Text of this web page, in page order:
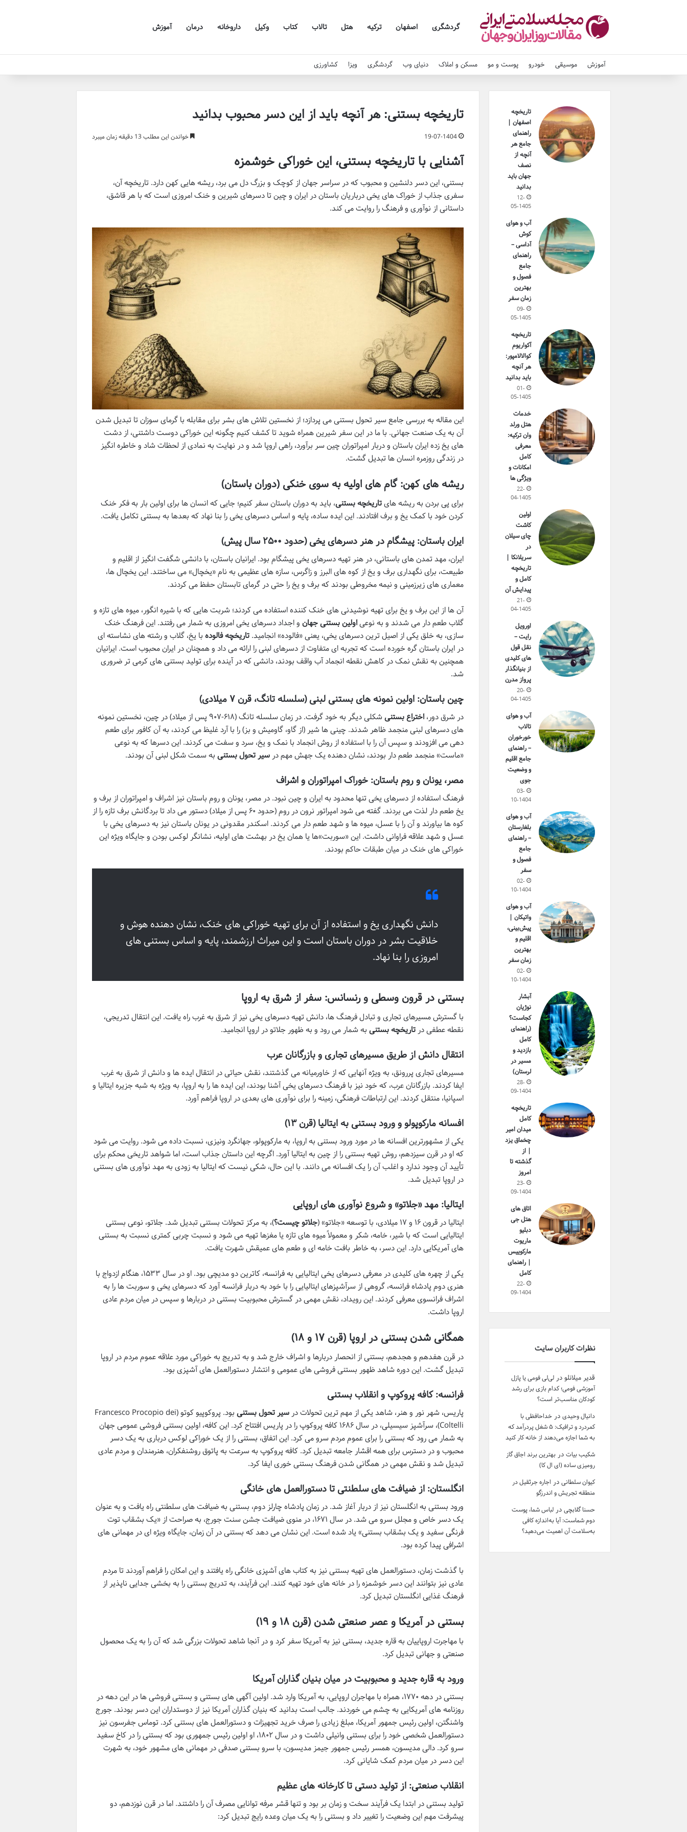
گردشگری اصفهان ترکیه هتل تالاب کتاب وکیل داروخانه درمان آموزش
آموزش موسیقی خودرو پوست و مو مسکن و املاک دنیای وب گردشگری ویزا کشاورزی
تاریخچه بستنی: هر آنچه باید از این دسر محبوب بدانید
19-07-1404 خواندن این مطلب 13 دقیقه زمان میبرد
آشنایی با تاریخچه بستنی، این خوراکی خوشمزه
بستنی، این دسر دلنشین و محبوب که در سراسر جهان از کوچک و بزرگ دل می برد، ریشه هایی کهن دارد. تاریخچه آن،
سفری جذاب از خوراک های یخی درباریان باستان در ایران و چین تا دسرهای شیرین و خنک امروزی است که با هر قاشق،
داستانی از نوآوری و فرهنگ را روایت می کند.
این مقاله به بررسی جامع سیر تحول بستنی می پردازد؛ از نخستین تلاش های بشر برای مقابله با گرمای سوزان تا تبدیل شدن
آن به یک صنعت جهانی. با ما در این سفر شیرین همراه شوید تا کشف کنیم چگونه این خوراکی دوست داشتنی، از دشت
های یخ زده ایران باستان و دربار امپراتوران چین سر برآورد، راهی اروپا شد و در نهایت به نمادی از لحظات شاد و خاطره انگیز
در زندگی روزمره انسان ها تبدیل گشت.
ریشه های کهن: گام های اولیه به سوی خنکی (دوران باستان)
برای پی بردن به ریشه هایتاریخچه بستنی، باید به دوران باستان سفر کنیم؛ جایی که انسان ها برای اولین بار به فکر خنک
کردن خود با کمک یخ و برف افتادند. این ایده ساده، پایه و اساس دسرهای یخی را بنا نهاد که بعدها به بستنی تکامل یافت.
ایران باستان: پیشگام در هنر دسرهای یخی (حدود ۲۵۰۰ سال پیش)
ایران، مهد تمدن های باستانی، در هنر تهیه دسرهای یخی پیشگام بود. ایرانیان باستان، با دانشی شگفت انگیز از اقلیم و
طبیعت، برای نگهداری برف و یخ از کوه های البرز و زاگرس، سازه های عظیمی به نام «یخچال» می ساختند. این یخچال ها،
معماری های زیرزمینی و نیمه مخروطی بودند که برف و یخ را حتی در گرمای تابستان حفظ می کردند.
آن ها از این برف و یخ برای تهیه نوشیدنی های خنک کننده استفاده می کردند؛ شربت هایی که با شیره انگور، میوه های تازه و
گلاب طعم دار می شدند و به نوعیاولین بستنی جهان و اجداد دسرهای یخی امروزی به شمار می رفتند. این فرهنگ خنک
سازی، به خلق یکی از اصیل ترین دسرهای یخی، یعنی «فالوده» انجامید.تاریخچه فالوده با یخ، گلاب و رشته های نشاسته ای
در ایران باستان گره خورده است که تجربه ای متفاوت از دسرهای لبنی را ارائه می داد و همچنان در ایران محبوب است. ایرانیان
همچنین به نقش نمک در کاهش نقطه انجماد آب واقف بودند، دانشی که در آینده برای تولید بستنی های کرمی تر ضروری
شد.
چین باستان: اولین نمونه های بستنی لبنی (سلسله تانگ، قرن ۷ میلادی)
در شرق دور،اختراع بستنی
شکلی دیگر به خود گرفت. در زمان سلسله تانگ (۶۱۸-۹۰۷ پس از میلاد) در چین، نخستین نمونه
های دسرهای لبنی منجمد ظاهر شدند. چینی ها شیر (از گاو، گاومیش و بز) را با آرد غلیظ می کردند، به آن کافور برای طعم
دهی می افزودند و سپس آن را با استفاده از روش انجماد با نمک و یخ، سرد و سفت می کردند. این دسرها که به نوعی
«ماست» منجمد طعم دار بودند، نشان دهنده یک جهش مهم درسیر تحول بستنی به سمت شکل لبنی آن بودند.
مصر، یونان و روم باستان: خوراک امپراتوران و اشراف
فرهنگ استفاده از دسرهای یخی تنها محدود به ایران و چین نبود. در مصر، یونان و روم باستان نیز اشراف و امپراتوران از برف و
یخ طعم دار لذت می بردند. گفته می شود امپراتور نرون در روم (حدود ۶۰ پس از میلاد) دستور می داد تا بردگانش برف تازه را از
کوه ها بیاورند و آن را با عسل، میوه ها و شهد طعم دار می کردند. اسکندر مقدونی در یونان باستان نیز به دسرهای یخی با
عسل و شهد علاقه فراوانی داشت. این «سوربت»ها یا همان یخ در بهشت های اولیه، نشانگر لوکس بودن و جایگاه ویژه این
خوراکی های خنک در میان طبقات حاکم بودند.
دانش نگهداری یخ و استفاده از آن برای تهیه خوراکی های خنک، نشان دهنده هوش و
خلاقیت بشر در دوران باستان است و این میراث ارزشمند، پایه و اساس بستنی های
امروزی را بنا نهاد.
بستنی در قرون وسطی و رنسانس: سفر از شرق به اروپا
با گسترش مسیرهای تجاری و تبادل فرهنگ ها، دانش تهیه دسرهای یخی نیز از شرق به غرب راه یافت. این انتقال تدریجی،
نقطه عطفی درتاریخچه بستنی به شمار می رود و به ظهور جلاتو در اروپا انجامید.
انتقال دانش از طریق مسیرهای تجاری و بازرگانان عرب
مسیرهای تجاری پررونق، به ویژه آنهایی که از خاورمیانه می گذشتند، نقش حیاتی در انتقال ایده ها و دانش از شرق به غرب
ایفا کردند. بازرگانان عرب، که خود نیز با فرهنگ دسرهای یخی آشنا بودند، این ایده ها را به اروپا، به ویژه به شبه جزیره ایتالیا و
اسپانیا، منتقل کردند. این ارتباطات فرهنگی، زمینه را برای نوآوری های بعدی در اروپا فراهم آورد.
افسانه مارکوپولو و ورود بستنی به ایتالیا (قرن ۱۳)
یکی از مشهورترین افسانه ها در مورد ورود بستنی به اروپا، به مارکوپولو، جهانگرد ونیزی، نسبت داده می شود. روایت می شود
که او در قرن سیزدهم، روش تهیه بستنی را از چین به ایتالیا آورد. اگرچه این داستان جذاب است، اما شواهد تاریخی محکم برای
تأیید آن وجود ندارد و اغلب آن را یک افسانه می دانند. با این حال، شکی نیست که ایتالیا به زودی به مهد نوآوری های بستنی
در اروپا تبدیل شد.
ایتالیا: مهد «جلاتو» و شروع نوآوری های اروپایی
ایتالیا در قرون ۱۶ و ۱۷ میلادی، با توسعه «جلاتو» ( جلاتو چیست؟)، به مرکز تحولات بستنی تبدیل شد. جلاتو، نوعی بستنی
ایتالیایی است که با شیر، خامه، شکر و معمولاً میوه های تازه یا مغزها تهیه می شود و نسبت چربی کمتری نسبت به بستنی
های آمریکایی دارد. این دسر، به خاطر بافت خامه ای و طعم های عمیقش شهرت یافت.
یکی از چهره های کلیدی در معرفی دسرهای یخی ایتالیایی به فرانسه، کاترین دو مدیچی بود. او در سال ۱۵۳۳، هنگام ازدواج با
هنری دوم پادشاه فرانسه، گروهی از سرآشپزهای ایتالیایی را با خود به دربار فرانسه آورد که دسرهای یخی و سوربت ها را به
اشراف فرانسوی معرفی کردند. این رویداد، نقش مهمی در گسترش محبوبیت بستنی در دربارها و سپس در میان مردم عادی
اروپا داشت.
همگانی شدن بستنی در اروپا (قرن ۱۷ و ۱۸)
در قرن هفدهم و هجدهم، بستنی از انحصار دربارها و اشراف خارج شد و به تدریج به خوراکی مورد علاقه عموم مردم در اروپا
تبدیل گشت. این دوره شاهد ظهور بستنی فروشی های عمومی و انتشار دستورالعمل های آشپزی بود.
فرانسه: کافه پروکوپ و انقلاب بستنی
پاریس، شهر نور و هنر، شاهد یکی از مهم ترین تحولات درسیر تحول بستنی
بود. پروکوپیو کوتو (Francesco Procopio dei
Coltelli)، سرآشپز سیسیلی، در سال ۱۶۸۶ کافه پروکوپ را در پاریس افتتاح کرد. این کافه، اولین بستنی فروشی عمومی جهان
به شمار می رود که بستنی را برای عموم مردم سرو می کرد. این اتفاق، بستنی را از یک خوراکی لوکس درباری به یک دسر
محبوب و در دسترس برای همه اقشار جامعه تبدیل کرد. کافه پروکوپ به سرعت به پاتوق روشنفکران، هنرمندان و مردم عادی
تبدیل شد و نقش مهمی در همگانی شدن فرهنگ بستنی خوری ایفا کرد.
انگلستان: از ضیافت های سلطنتی تا دستورالعمل های خانگی
ورود بستنی به انگلستان نیز از دربار آغاز شد. در زمان پادشاه چارلز دوم، بستنی به ضیافت های سلطنتی راه یافت و به عنوان
یک دسر خاص و مجلل سرو می شد. در سال ۱۶۷۱، در منوی ضیافت جشن سنت جورج، به صراحت از «یک بشقاب توت
فرنگی سفید و یک بشقاب بستنی» یاد شده است. این نشان می دهد که بستنی در آن زمان، جایگاه ویژه ای در مهمانی های
اشرافی پیدا کرده بود.
با گذشت زمان، دستورالعمل های تهیه بستنی نیز به کتاب های آشپزی خانگی راه یافتند و این امکان را فراهم آوردند تا مردم
عادی نیز بتوانند این دسر خوشمزه را در خانه های خود تهیه کنند. این فرآیند، به تدریج بستنی را به بخشی جدایی ناپذیر از
فرهنگ غذایی انگلستان تبدیل کرد.
بستنی در آمریکا و عصر صنعتی شدن (قرن ۱۸ و ۱۹)
با مهاجرت اروپاییان به قاره جدید، بستنی نیز به آمریکا سفر کرد و در آنجا شاهد تحولات بزرگی شد که آن را به یک محصول
صنعتی و جهانی تبدیل کرد.
ورود به قاره جدید و محبوبیت در میان بنیان گذاران آمریکا
بستنی در دهه ۱۷۷۰، همراه با مهاجران اروپایی، به آمریکا وارد شد. اولین آگهی های بستنی و بستنی فروشی ها در این دهه در
روزنامه های آمریکایی به چشم می خوردند. جالب است بدانید که بنیان گذاران آمریکا نیز از دوستداران این دسر بودند. جورج
واشنگتن، اولین رئیس جمهور آمریکا، مبلغ زیادی را صرف خرید تجهیزات و دستورالعمل های بستنی کرد. توماس جفرسون نیز
دستورالعمل شخصی خود را برای بستنی وانیلی داشت و در سال ۱۸۰۲، او اولین رئیس جمهوری بود که بستنی را در کاخ سفید
سرو کرد. دالی مدیسون، همسر رئیس جمهور جیمز مدیسون، با سرو بستنی صدفی در مهمانی های مشهور خود، به شهرت
این دسر در میان مردم کمک شایانی کرد.
انقلاب صنعتی: از تولید دستی تا کارخانه های عظیم
تولید بستنی در ابتدا یک فرآیند سخت و زمان بر بود و تنها قشر مرفه توانایی مصرف آن را داشتند. اما در قرن نوزدهم، دو
پیشرفت مهم این وضعیت را تغییر داد و بستنی را به یک میان وعده رایج تبدیل کرد:
تاریخچه
اصفهان |
راهنمای
جامع هر
آنچه از
نصف
جهان باید
بدانید
12-
05-1405
آب و هوای
کوش
آداسی –
راهنمای
جامع
فصول و
بهترین
زمان سفر
09-
05-1405
تاریخچه
آکواریوم
کوالالامپور:
هر آنچه
باید بدانید
01-
05-1405
خدمات
هتل ورلد
وان ترکیه:
معرفی
کامل
امکانات و
ویژگی ها
22-
04-1405
اولین
کاشت
چای سیلان
در
سریلانکا |
تاریخچه
کامل و
پیدایش آن
21-
04-1405
اورویل
رایت –
نقل قول
های کلیدی
از بنیانگذار
پرواز مدرن
20-
04-1405
آب و هوای
تالاب
خورخوران
– راهنمای
جامع اقلیم
و وضعیت
جوی
03-
10-1404
آب و هوای
بلغارستان
– راهنمای
جامع
فصول و
سفر
02-
10-1404
آب و هوای
واتیکان |
پیش‌بینی،
اقلیم و
بهترین
زمان سفر
02-
10-1404
آبشار
نوژیان
کجاست؟
(راهنمای
کامل
بازدید و
مسیر در
لرستان)
28-
09-1404
تاریخچه
کامل
میدان امیر
چخماق یزد
| از
گذشته تا
امروز
23-
09-1404
اتاق های
هتل جی
دبلیو
ماریوت
مارکوییس
| راهنمای
کامل
22-
09-1404
نظرات کاربران سایت
قدیر میلانلو درلی‌لی فومی یا پازل
آموزشی فومی؛ کدام بازی برای رشد
کودکان مناسب‌تر است؟
دانیال وحیدی درخداحافظی با
کمردرد و ترافیک: ۵ شغل پردرآمد که
به شما اجازه می‌دهند از خانه کار کنید
شکیب بیات دربهترین برند اجاق گاز
رومیزی ساده (ای ال کا)
کیوان سلطانی در اجاره جرثقیل در
منطقه تجریش و اندرزگو
حسنا گلابچی درلباس شما، پوست
دوم شماست: آیا به‌اندازه کافی
به‌سلامت آن اهمیت می‌دهید؟